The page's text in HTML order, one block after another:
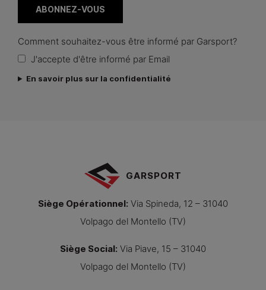
Comment souhaitez-vous être informé par Garsport?
J'accepte d'être informé par Email
En savoir plus sur la confidentialité
GARSPORT
Siège Opérationnel: Via Spineda, 12 – 31040
Volpago del Montello (TV)
Siège Social: Via Piave, 15 – 31040
Volpago del Montello (TV)